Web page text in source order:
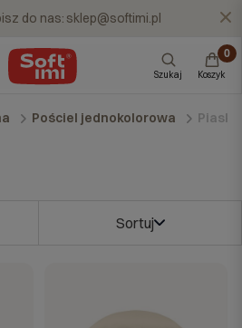
do nas: sklep@softimi.pl X
Szukaj Koszyk
Pościel jednokolorowa
Sortuj